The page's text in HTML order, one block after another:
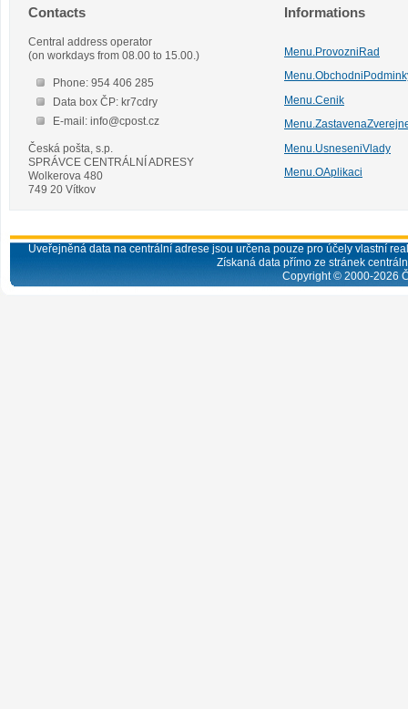
Contacts
Central address operator
(on workdays from 08.00 to 15.00.)
Phone: 954 406 285
Data box ČP: kr7cdry
E-mail: info@cpost.cz
Česká pošta, s.p.
SPRÁVCE CENTRÁLNÍ ADRESY
Wolkerova 480
749 20 Vítkov
Informations
Menu.ProvozniRad
Menu.Cenik
Menu.UsneseniVlady
Menu.OAplikaci
Uveřejněná data na centrální adrese jsou určena pouze pro účely vlastní
Získaná data přímo ze stránek
Copyright © 2000-2026